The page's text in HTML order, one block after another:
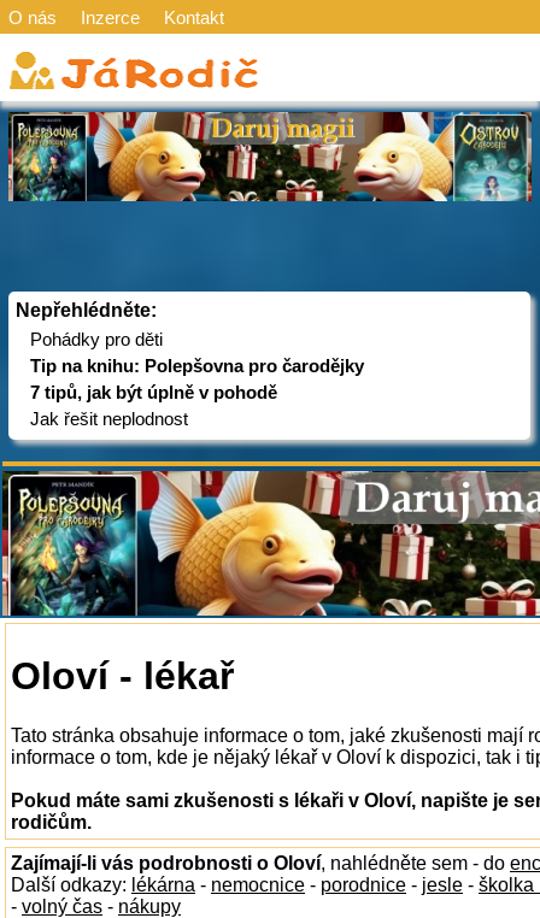
O nás Inzerce Kontakt
Nepřehlédněte:
Pohádky pro děti
Tip na knihu: Polepšovna pro čarodějky
7 tipů, jak být úplně v pohodě
Jak řešit neplodnost
Oloví - lékař
Tato stránka obsahuje informace o tom, jaké zkušenosti mají
informace o tom, kde je nějaký lékař v Oloví k dispozici, tak i
Pokud máte sami zkušenosti s lékaři v Oloví, napište je
rodičům.
Zajímají-li vás podrobnosti o Oloví, nahlédněte sem - do
Další odkazy: lékárna - nemocnice - porodnice - jesle - školka
- volný čas - nákupy